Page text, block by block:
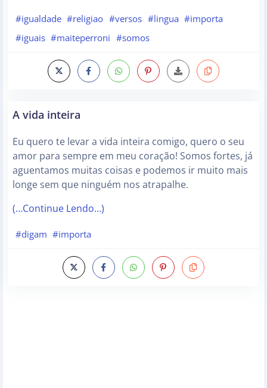
#igualdade #religiao #versos #lingua #importa
#iguais #maiteperroni #somos
A vida inteira
Eu quero te levar a vida inteira comigo, quero o seu
amor para sempre em meu coração! Somos fortes, já
aguentamos muitas coisas e podemos ir muito mais
longe sem que ninguém nos atrapalhe.
(…Continue Lendo…)
#digam #importa